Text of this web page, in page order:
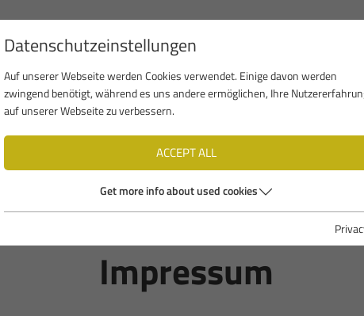
TEAM SEDE ATTIVITÀ
Impressum
Datenschutzeinstellungen
Auf unserer Webseite werden Cookies verwendet. Einige davon werden
zwingend benötigt, während es uns andere ermöglichen, Ihre
auf unserer Webseite zu verbessern.
ACCEPT ALL
Get more info about used cookies